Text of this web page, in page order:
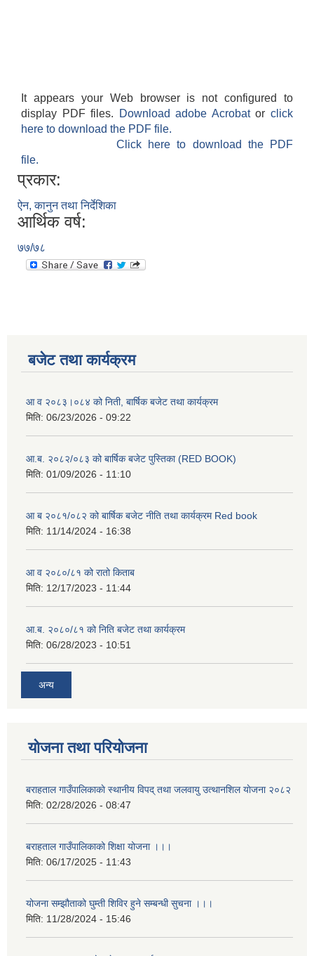
It appears your Web browser is not configured to
display PDF files.
Download adobe Acrobatorclick
here to download the PDF file.
Click here to download the PDF
file.
प्रकार:
ऐन, कानुन तथा निर्देशिका
आर्थिक वर्ष:
७७/७८
बजेट तथा कार्यक्रम
आ व २०८३।०८४ को निती, बार्षिक बजेट तथा कार्यक्रम
मिति: 06/23/2026 - 09:22
आ.ब. २०८२/०८३ को बार्षिक बजेट पुस्तिका (RED BOOK)
मिति: 01/09/2026 - 11:10
आ ब २०८१/०८२ को बार्षिक बजेट नीति तथा कार्यक्रम Red book
मिति: 11/14/2024 - 16:38
आ व २०८०/८१ को रातो किताब
मिति: 12/17/2023 - 11:44
आ.ब. २०८०/८१ को निति बजेट तथा कार्यक्रम
मिति: 06/28/2023 - 10:51
अन्य
योजना तथा परियोजना
बराहताल गाउँपालिकाकाे स्थानीय विपद् तथा जलवायु उत्थानशिल याेजना २०८२
मिति: 02/28/2026 - 08:47
बराहताल गाउँपालिकाको शिक्षा योजना ।।।
मिति: 06/17/2025 - 11:43
योजना सम्झौताको घुम्ती शिविर हुने सम्बन्धी सुचना ।।।
मिति: 11/28/2024 - 15:46